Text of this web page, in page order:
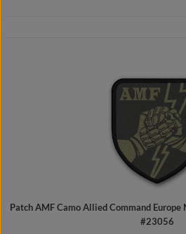
Patch AMF Camo Allied Command Europe
#23056